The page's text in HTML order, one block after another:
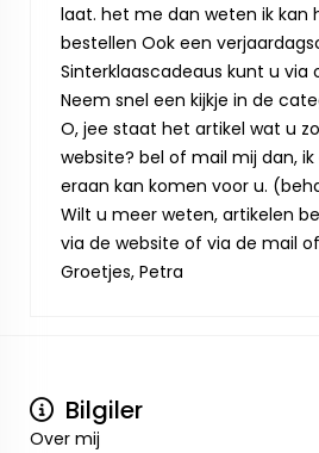
laat. het me dan weten ik kan
bestellen Ook een
Sinterklaascadeaus kunt u via
Neem snel een kijkje in de
O, jee staat het artikel wat u
website? bel of mail mij dan,
eraan kan komen voor u.
Wilt u meer weten, artikelen
via de website of via de mail
Groetjes, Petra
Bilgiler
Over mij